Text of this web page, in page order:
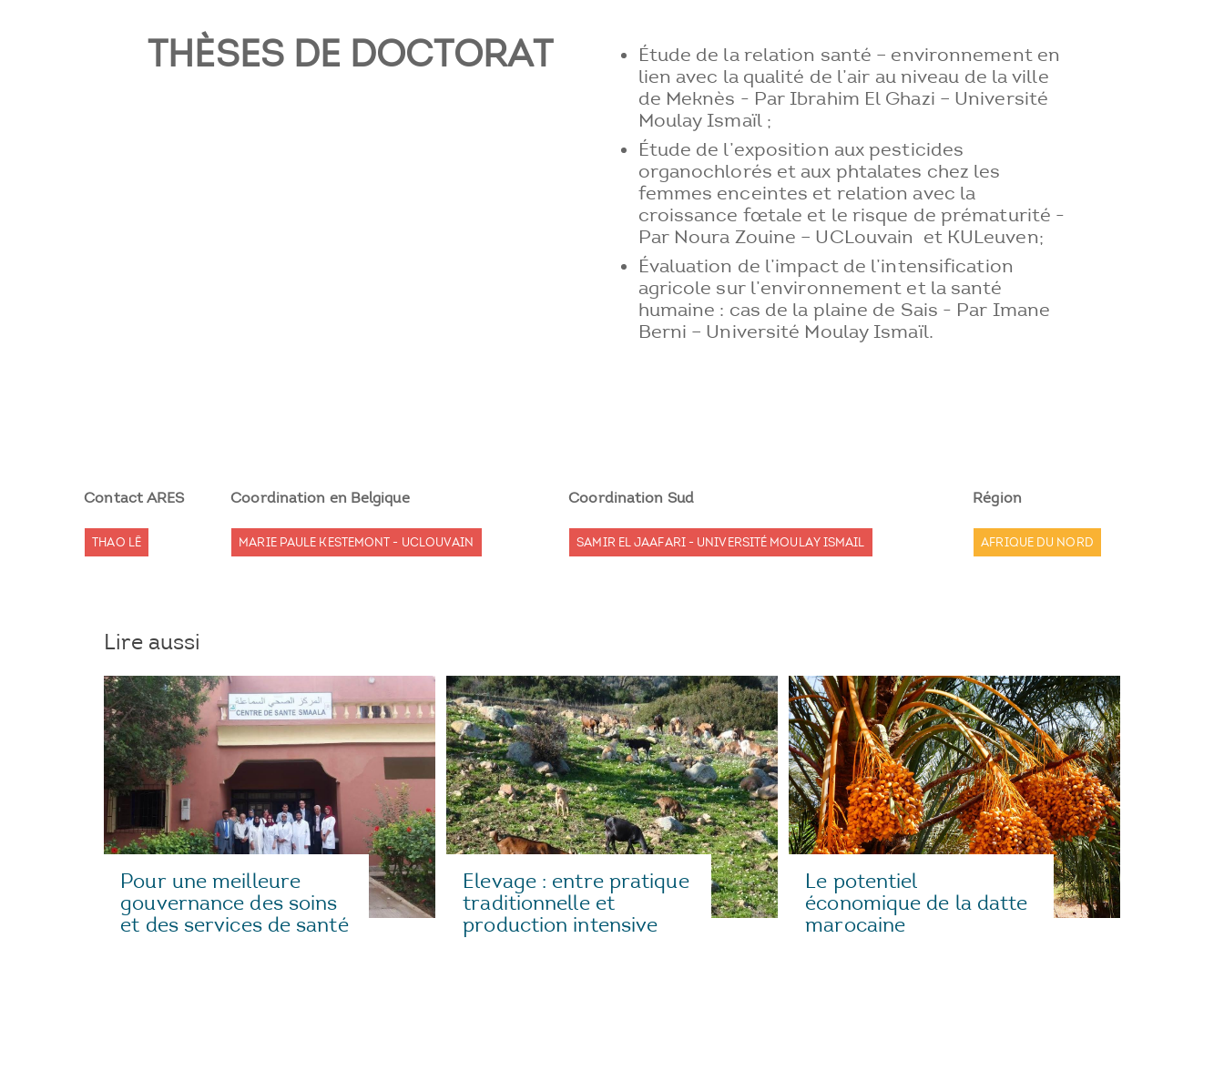
THÈSES DE DOCTORAT
Étude de la relation santé – environnement en
lien avec la qualité de l’air au niveau de la ville
de Meknès - Par Ibrahim El Ghazi – Université
Moulay Ismaïl ;
Étude de l’exposition aux pesticides
organochlorés et aux phtalates chez les
femmes enceintes et relation avec la
croissance fœtale et le risque de prématurité -
Par Noura Zouine – UCLouvain et KULeuven;
Évaluation de l’impact de l’intensification
agricole sur l’environnement et la santé
humaine : cas de la plaine de Sais - Par Imane
Berni – Université Moulay Ismaïl.
Contact ARES Coordination en Belgique Coordination Sud Région
THAO LÊ MARIE PAULE KESTEMONT - UCLOUVAIN SAMIR EL JAAFARI - UNIVERSITÉ MOULAY ISMAIL AFRIQUE DU NORD
Lire aussi
Pour une meilleure
gouvernance des soins
et des services de santé
Elevage : entre pratique
traditionnelle et
production intensive
Le potentiel
économique de la datte
marocaine